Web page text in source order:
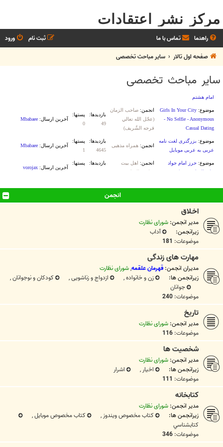
مرکز نشر اعتقادات
راهنما تماس با ما ورود
ثبت نام
صفحه اول تالار
سایر مباحث تخصصی
سایر مباحث تخصصی
انجمن
اخـلاق
مدیر انجمن: شورای نظارت
زیرانجمن:
آداب
موضوعات: 181
مهارت های زندگی
مدیران انجمن: قهرمان علقمه,شورای نظارت
زیرانجمن ها:
زن و خانواده, ازدواج و زناشویی, کودکان و نوجوانان,
جوانان
موضوعات: 240
تاريخ
مدیر انجمن: شورای نظارت
موضوعات: 116
شخصيت ها
مدیر انجمن: شورای نظارت
زیرانجمن ها:
اخیار ,
اشرار
موضوعات: 111
کتابخانه
مدیر انجمن: شورای نظارت
زیرانجمن ها:
کتاب مخصوص ویندوز , کتاب مخصوص موبایل,
کتابشناسي
موضوعات: 346